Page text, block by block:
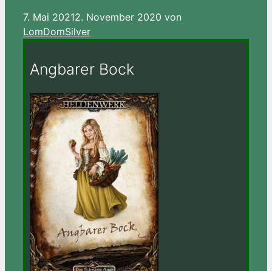
7. Mai 20212. November 2020 von
LomDomSilver
Angbarer Bock